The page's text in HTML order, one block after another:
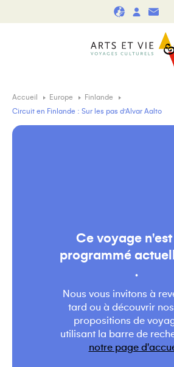
Accueil Europe
Finlande
Circuit en Finlande : Sur les pas d’Alvar Aalto
Ce voyage
programmé
.
Nous vous invitons à
tard ou à découvrir
propositions de
utilisant la barre de
notre page